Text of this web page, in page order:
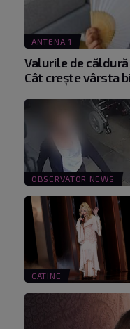
ANTENA 1
Valurile de
Cât crește vârsta
OBSERVATOR NEWS
CATINE